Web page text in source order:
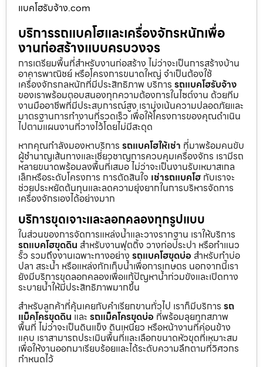
แบคโฮรับจ้าง.com
บริการรถแบคโฮและเครื่องจักรหนักเพื่อ
งานก่อสร้างแบบครบวงจร
การเตรียมพื้นที่สำหรับงานก่อสร้าง ไม่ว่าจะเป็นการสร้างบ้าน
อาคารพาณิชย์ หรือโครงการขนาดใหญ่ จำเป็นต้องใช้
เครื่องจักรกลหนักที่มีประสิทธิภาพ บริการ รถแบคโฮรับจ้าง
ของเราพร้อมตอบสนองทุกความต้องการในไซต์งาน ด้วยทีม
งานมืออาชีพที่มีประสบการณ์สูง เรามุ่งเน้นความปลอดภัยและ
มาตรฐานการทำงานที่รวดเร็ว เพื่อให้โครงการของคุณดำเนิน
ไปตามแผนงานที่วางไว้โดยไม่มีสะดุด
หากคุณกำลังมองหาบริการ รถแบคโฮให้เช่า ที่มาพร้อมคนขับ
ผู้ชำนาญเส้นทางและเชี่ยวชาญการควบคุมเครื่องจักร เรามีรถ
หลายขนาดพร้อมลงพื้นที่เสมอ ไม่ว่าจะเป็นงานรับเหมาสเกล
เล็กหรือระดับโครงการ การตัดสินใจ เช่ารถแบคโฮ กับเราจะ
ช่วยประหยัดต้นทุนและลดความยุ่งยากในการบริหารจัดการ
เครื่องจักรเองได้อย่างมาก
บริการขุดเจาะและลอกคลองทุกรูปแบบ
ในส่วนของการจัดการแหล่งน้ำและวางรากฐาน เราให้บริการ
รถแบคโฮขุดดิน สำหรับงานฟุตติ้ง วางท่อประปา หรือทำแนว
รั้ว รวมถึงงานเฉพาะทางอย่าง รถแบคโฮขุดบ่อ สำหรับทำบ่อ
ปลา สระน้ำ หรือแหล่งกักเก็บน้ำเพื่อการเกษตร นอกจากนี้เรา
ยังมีบริการขุดลอกคลองเพื่อแก้ปัญหาน้ำท่วมขังและเปิดทาง
ระบายน้ำให้มีประสิทธิภาพมากขึ้น
สำหรับลูกค้าที่คุ้นเคยกับคำเรียกขานทั่วไป เราก็มีบริการ รถ
แม็คโครขุดดิน และ รถแม็คโครขุดบ่อ ที่พร้อมลุยทุกสภาพ
พื้นที่ ไม่ว่าจะเป็นดินแข็ง ดินเหนียว หรือหน้างานที่ค่อนข้าง
แคบ เราสามารถประเมินพื้นที่และเลือกขนาดหัวขุดที่เหมาะสม
เพื่อให้งานออกมาเรียบร้อยและได้ระดับความลึกตามที่วิศวกร
กำหนดไว้